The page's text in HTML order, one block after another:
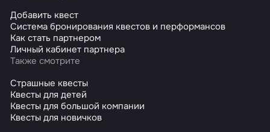
Добавить квест
Система бронирования квестов и перформансов
Как стать партнером
Личный кабинет партнера
Также смотрите
Страшные квесты
Квесты для детей
Квесты для большой компании
Квесты для новичков